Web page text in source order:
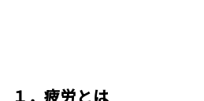
１．疲労とは